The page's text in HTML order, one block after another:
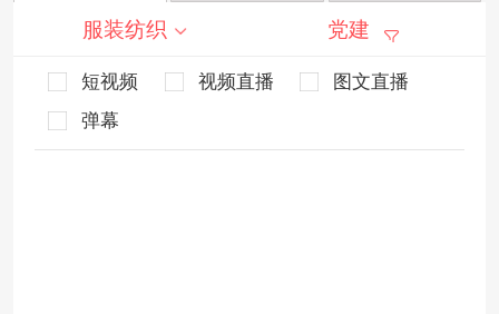
服装纺织 党建
短视频 视频直播
图文直播
弹幕